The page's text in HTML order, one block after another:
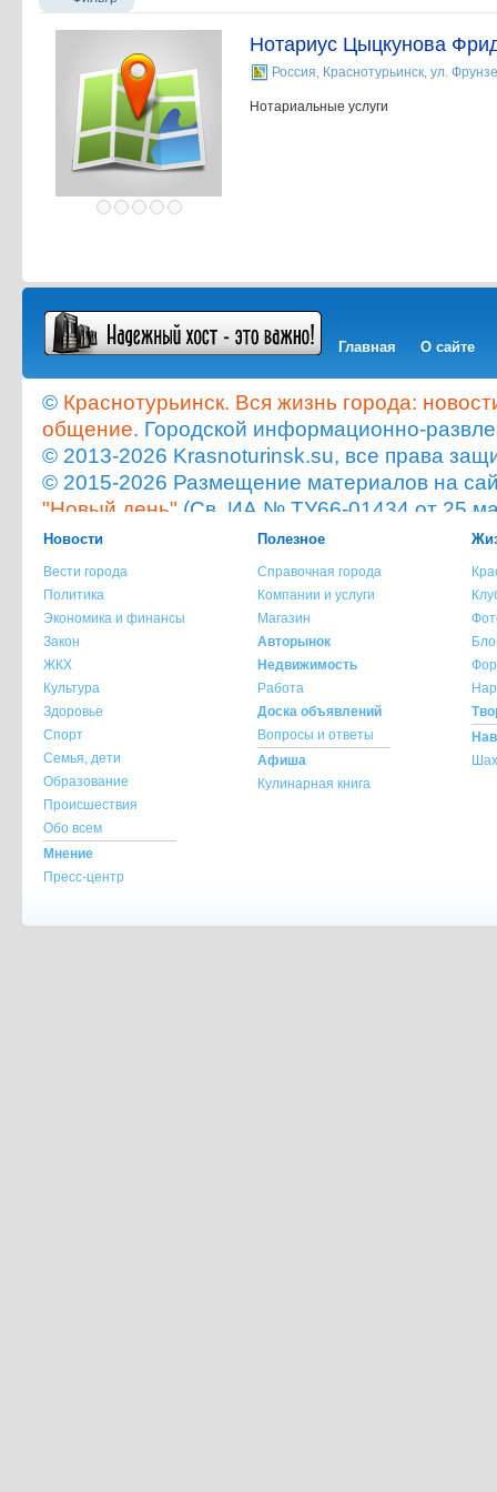
Нотариус Цыцкунова
Россия, Краснотурьинск, ул.
Нотариальные услуги
Главная О сайте
© Краснотурьинск. Вся жизнь города:
общение. Городской информационно-
© 2013-2026 Krasnoturinsk.su, все права
© 2015-2026 Размещение материалов на
"Новый день" (Св. ИА № ТУ66-01434 от 25
Мнение администрации сайта не всегда
опубликованного материала!
При копировании материала с сайта
ссылка на источник обязательна.
При использовании материала с сайта
указание источника и автора материала
По всем вопросам обращайтесь на
Новости
Вести города
Политика
Экономика и финансы
Закон
ЖКХ
Культура
Здоровье
Спорт
Семья, дети
Образование
Происшествия
Обо всем
Мнение
Пресс-центр
Полезное
Справочная города
Компании и услуги
Магазин
Авторынок
Недвижимость
Работа
Доска объявлений
Вопросы и ответы
Афиша
Кулинарная книга